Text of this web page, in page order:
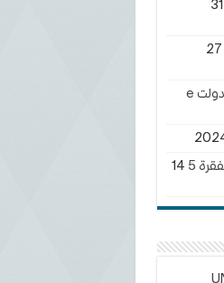
31
27
تتبع مراحل الجنسية التركية من خلال إي دولت e
14